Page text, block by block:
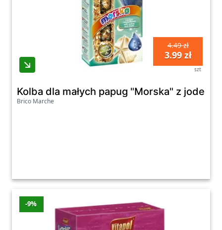
4.49 zł
3.99 zł
szt
Kolba dla małych papug "Morska" z jodem
Brico Marche
-9%